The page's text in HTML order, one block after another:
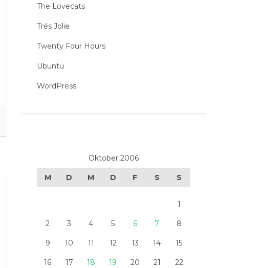
The Lovecats
Trés Jolie
Twenty Four Hours
Ubuntu
WordPress
Oktober 2006
M D M D F S S
1
2 3 4 5 6 7 8
9 10 11 12 13 14 15
16 17 18 19 20 21 22